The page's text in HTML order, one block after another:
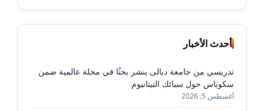
أحدث الأخبار
تدريسي من جامعة ديالى ينشر بحثًا في مجلة عالمية ضمن
سكوباس حول سبائك التيتانيوم
أغسطس 5, 2026